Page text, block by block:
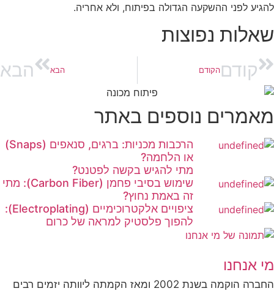
להגיע לפני ההשקעה הגדולה בפיתוח, ולא אחריה.
שאלות נפוצות
קודם הקודם הבא הבא
מאמרים נוספים באתר
הרכבות מכניות: ברגים, סנאפים (Snaps)
או הלחמה?
מתי להגיש בקשה לפטנט?
שימוש בסיבי פחמן (Carbon Fiber): מתי
זה באמת נחוץ?
ציפויים אלקטרוכימיים (Electroplating):
להפוך פלסטיק למראה של כרום
מי אנחנו
החברה הוקמה בשנת 2002 ומאז הקמתה ליוותה יזמים רבים